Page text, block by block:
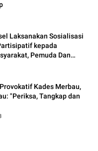
Laksanakan Sosialisasi
kepada
Pemuda Dan
Serentak 2024
Kades Merbau,
"Periksa, Tangkap dan